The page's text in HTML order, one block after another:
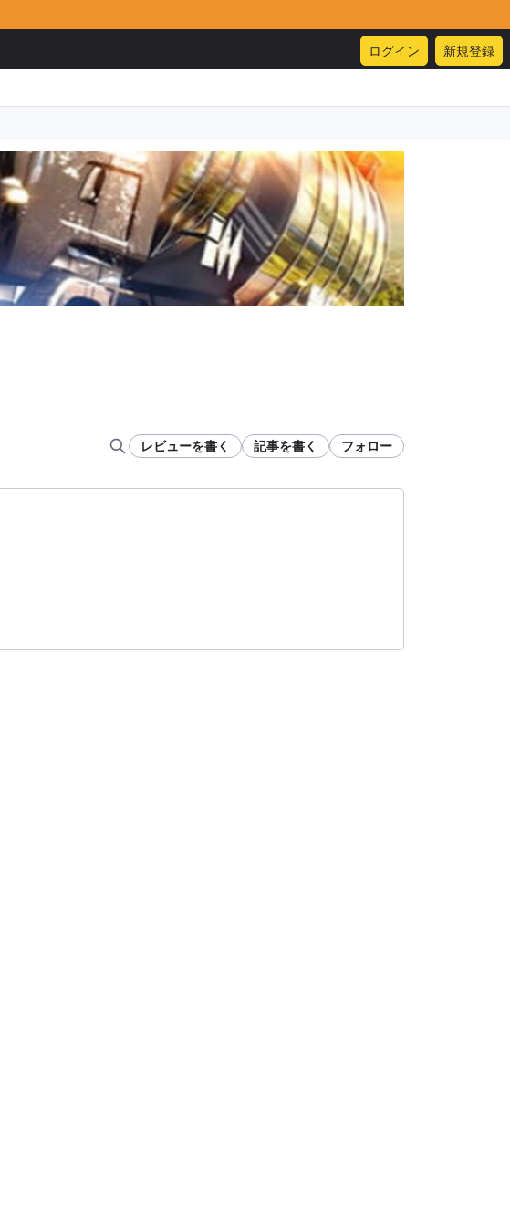
ログイン 新規登録
レビューを書く 記事を書く フォロー